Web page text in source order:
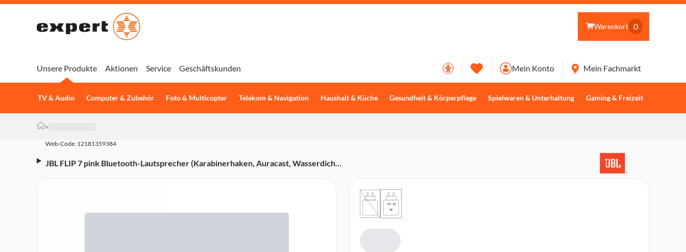
Warenkorb 0
Unsere Produkte
TV & Audio Computer & Zubehör Foto & Multicopter Telekom & Navigation Haushalt & Küche Gesundheit & Körperpflege Spielwaren & Unterhaltung Gaming & Freizeit
Aktionen Service Geschäftskunden Mein Konto Mein Fachmarkt
»
Web-Code: 12181359384
JBL FLIP 7 pink Bluetooth-Lautsprecher (Karabinerhaken, Auracast, Wasserdicht,
7,5 - 15
W